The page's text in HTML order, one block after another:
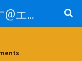
エステサロンで癒す@エステ～全国エステ情報